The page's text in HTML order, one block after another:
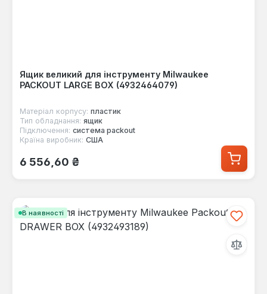
Ящик великий для інструменту Milwaukee
PACKOUT LARGE BOX (4932464079)
Матеріал корпусу: пластик
Тип обладнання: ящик
Підключення: система packout
Країна виробник: США
Звичайна ціна:
6 556,60 ₴
В наявності